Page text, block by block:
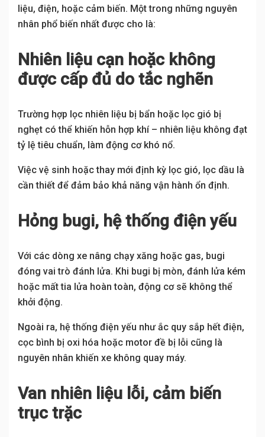
liệu, điện, hoặc cảm biến. Một trong những nguyên
nhân phổ biến nhất được cho là:
Nhiên liệu cạn hoặc không
được cấp đủ do tắc nghẽn
Trường hợp lọc nhiên liệu bị bẩn hoặc lọc gió bị
nghẹt có thể khiến hỗn hợp khí – nhiên liệu không đạt
tỷ lệ tiêu chuẩn, làm động cơ khó nổ.
Việc vệ sinh hoặc thay mới định kỳ lọc gió, lọc dầu là
cần thiết để đảm bảo khả năng vận hành ổn định.
Hỏng bugi, hệ thống điện yếu
Với các dòng xe nâng chạy xăng hoặc gas, bugi
đóng vai trò đánh lửa. Khi bugi bị mòn, đánh lửa kém
hoặc mất tia lửa hoàn toàn, động cơ sẽ không thể
khởi động.
Ngoài ra, hệ thống điện yếu như ắc quy sắp hết điện,
cọc bình bị oxi hóa hoặc motor đề bị lỗi cũng là
nguyên nhân khiến xe không quay máy.
Van nhiên liệu lỗi, cảm biến
trục trặc